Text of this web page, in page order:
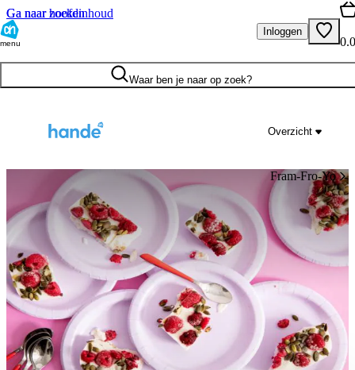
Ga naar hoofdinhoud
Ga naar zoeken
menu
Inloggen
Waar ben je naar op zoek?
Overzicht
Fram-Fro-Yo